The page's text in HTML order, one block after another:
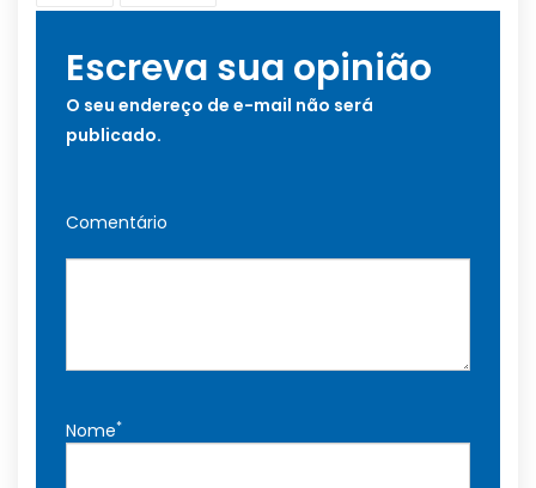
Escreva sua opinião
O seu endereço de e-mail não será
publicado.
Comentário
Nome*